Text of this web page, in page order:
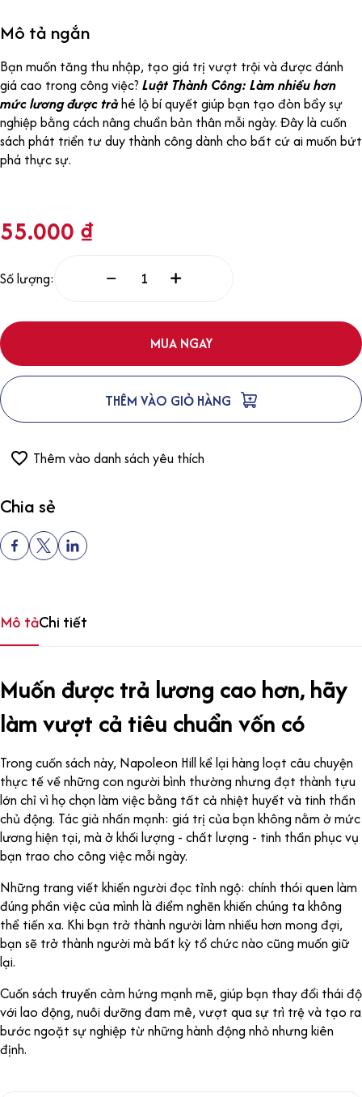
Mô tả ngắn
Bạn muốn tăng thu nhập, tạo giá trị vượt trội và được đánh
giá cao trong công việc? Luật Thành Công: Làm nhiều hơn
mức lương được trảhé lộ bí quyết giúp bạn tạo đòn bẩy sự
nghiệp bằng cách nâng chuẩn bản thân mỗi ngày. Đây là cuốn
sách phát triển tư duy thành công dành cho bất cứ ai muốn bứt
phá thực sự.
55.000 ₫
Số lượng:
MUA NGAY
THÊM VÀO GIỎ HÀNG
Thêm vào danh sách yêu thích
Chia sẻ
Mô tảChi tiết
Muốn được trả lương cao hơn, hãy
làm vượt cả tiêu chuẩn vốn có
Trong cuốn sách này, Napoleon Hill kể lại hàng loạt câu chuyện
thực tế về những con người bình thường nhưng đạt thành tựu
lớn chỉ vì họ chọn làm việc bằng tất cả nhiệt huyết và tinh thần
chủ động. Tác giả nhấn mạnh: giá trị của bạn không nằm ở mức
lương hiện tại, mà ở khối lượng - chất lượng - tinh thần phục vụ
bạn trao cho công việc mỗi ngày.
Những trang viết khiến người đọc tỉnh ngộ: chính thói quen làm
đúng phần việc của mình là điểm nghẽn khiến chúng ta không
thể tiến xa. Khi bạn trở thành người làm nhiều hơn mong đợi,
bạn sẽ trở thành người mà bất kỳ tổ chức nào cũng muốn giữ
lại.
Cuốn sách truyền cảm hứng mạnh mẽ, giúp bạn thay đổi thái độ
với lao động, nuôi dưỡng đam mê, vượt qua sự trì trệ và tạo ra
bước ngoặt sự nghiệp từ những hành động nhỏ nhưng kiên
định.